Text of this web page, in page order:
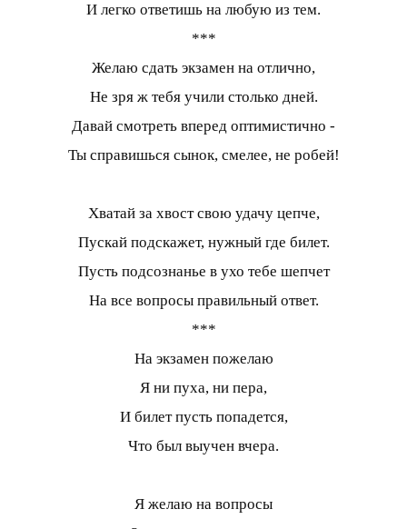
И легко ответишь на любую из тем.
***
Желаю сдать экзамен на отлично,
Не зря ж тебя учили столько дней.
Давай смотреть вперед оптимистично -
Ты справишься сынок, смелее, не робей!
Хватай за хвост свою удачу цепче,
Пускай подскажет, нужный где билет.
Пусть подсознанье в ухо тебе шепчет
На все вопросы правильный ответ.
***
На экзамен пожелаю
Я ни пуха, ни пера,
И билет пусть попадется,
Что был выучен вчера.
Я желаю на вопросы